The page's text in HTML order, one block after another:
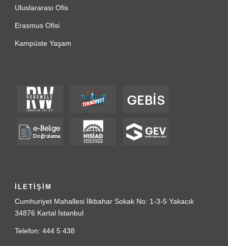
Uluslararası Ofis
Erasmus Ofisi
Kampüste Yaşam
İLETİŞİM
Cumhuriyet Mahallesi İlkbahar Sokak No: 1-3-5 Yakacık
34876 Kartal İstanbul
Telefon: 444 5 438